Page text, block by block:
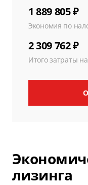
1 889 805 ₽
Экономия по
2 309 762 ₽
Итого затраты
лизинга